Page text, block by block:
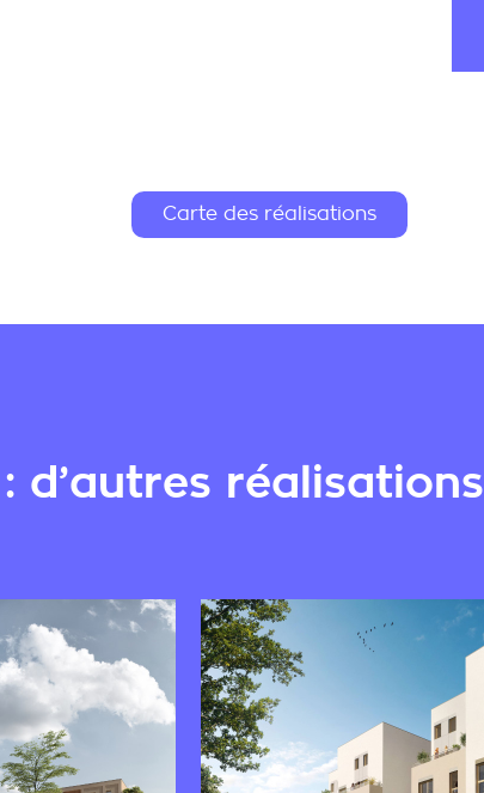
Carte des réalisations
d’autres réalisations